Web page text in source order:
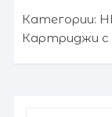
HHС
1ml
Категории:
Картриджи с